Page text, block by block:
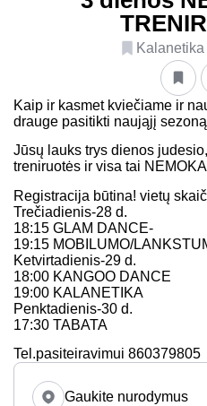
Kalanetika
Kaip ir kasmet kviečiame ir
drauge pasitikti naująjį
Jūsų lauks trys dienos
treniruotės ir visa tai
Registracija būtina! vietų
Trečiadienis-28 d.
18:15 GLAM DANCE-
19:15 MOBILUMO/
Ketvirtadienis-29 d.
18:00 KANGOO DANCE
19:00 KALANETIKA
Penktadienis-30 d.
17:30 TABATA
Tel.pasiteiravimui 860379805
Gaukite nurodymus